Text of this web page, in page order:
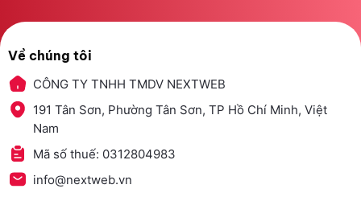
Về chúng tôi
CÔNG TY TNHH TMDV NEXTWEB
191 Tân Sơn, Phường Tân Sơn, TP Hồ Chí Minh, Việt
Nam
Mã số thuế: 0312804983
info@nextweb.vn